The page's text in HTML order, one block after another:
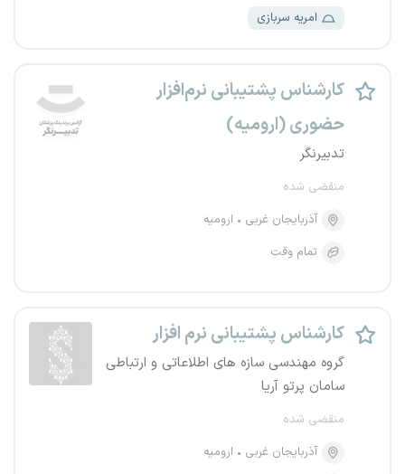
امریه سربازی
کارشناس پشتیبانی نرم‌افزار
حضوری (ارومیه)
تدبیرنگر
منقضی شده
آذربایجان غربی
ارومیه
تمام وقت
کارشناس پشتیبانی نرم افزار
گروه مهندسی سازه های اطلاعاتی و ارتباطی
سامان پرتو آریا
منقضی شده
آذربایجان غربی
ارومیه